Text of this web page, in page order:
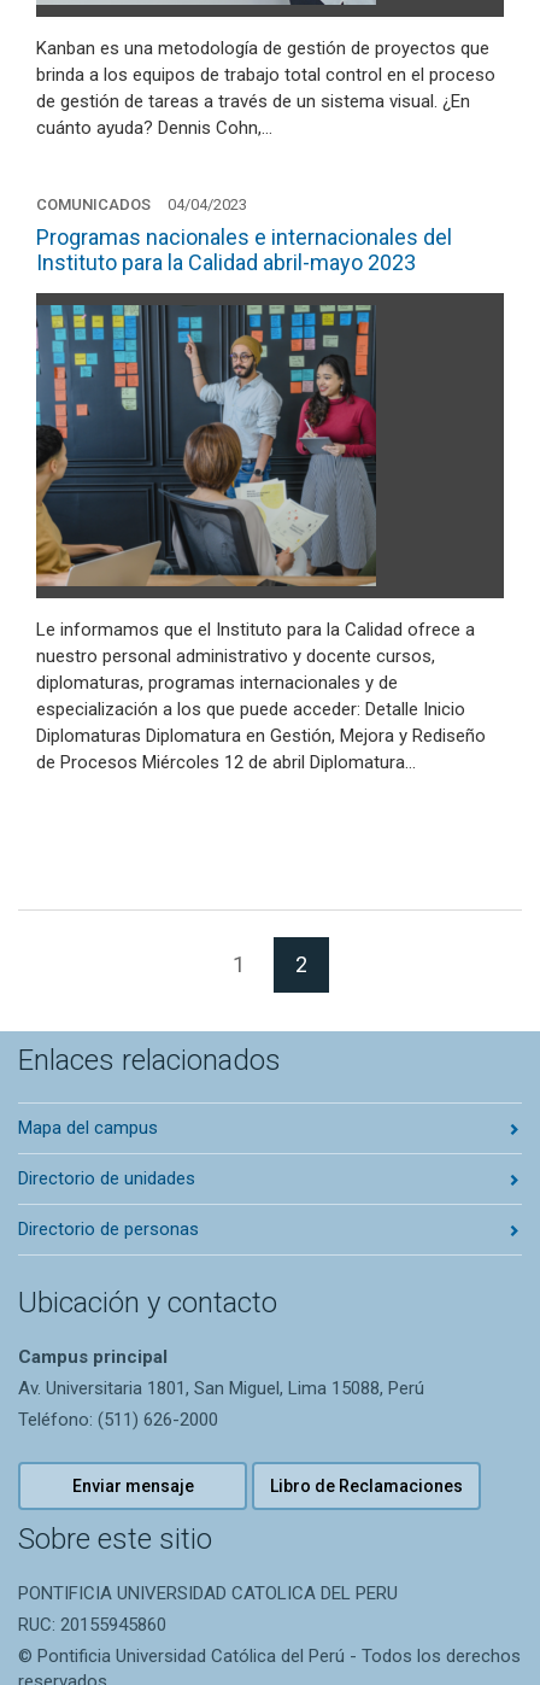
Kanban es una metodología de gestión de proyectos que
brinda a los equipos de trabajo total control en el proceso
de gestión de tareas a través de un sistema visual. ¿En
cuánto ayuda? Dennis Cohn,…
COMUNICADOS 04/04/2023
Programas nacionales e internacionales del
Instituto para la Calidad abril-mayo 2023
Le informamos que el Instituto para la Calidad ofrece a
nuestro personal administrativo y docente cursos,
diplomaturas, programas internacionales y de
especialización a los que puede acceder: Detalle Inicio
Diplomaturas Diplomatura en Gestión, Mejora y Rediseño
de Procesos Miércoles 12 de abril Diplomatura…
1 2
Enlaces relacionados
Mapa del campus
Directorio de unidades
Directorio de personas
Ubicación y contacto
Campus principal
Av. Universitaria 1801, San Miguel, Lima 15088, Perú
Teléfono: (511) 626-2000
Enviar mensaje Libro de Reclamaciones
Sobre este sitio
PONTIFICIA UNIVERSIDAD CATOLICA DEL PERU
RUC: 20155945860
© Pontificia Universidad Católica del Perú - Todos los derechos